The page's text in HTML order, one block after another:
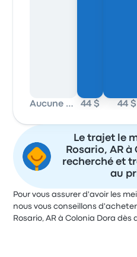
Aucune donnée 44 $ 44 $
Le trajet le
Rosario, AR
recherché et
au
Pour vous assurer d'avoir les
nous vous conseillons
Rosario, AR à Colonia Dora dès